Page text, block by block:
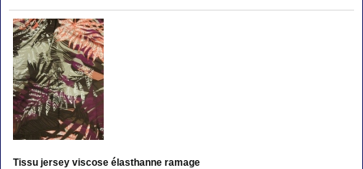
Tissu jersey viscose élasthanne ramage